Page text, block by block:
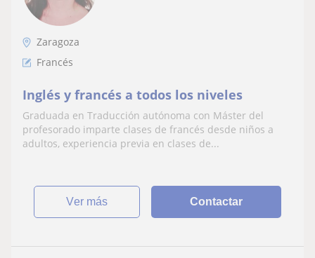
Zaragoza
Francés
Inglés y francés a todos los niveles
Graduada en Traducción autónoma con Máster del
profesorado imparte clases de francés desde niños a
adultos, experiencia previa en clases de...
ver más Contactar